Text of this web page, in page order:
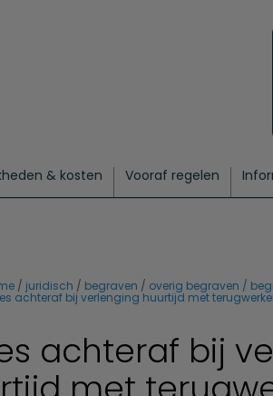
& kosten Vooraf regelen
juridisch begraven overig begraven /
achteraf bij verlenging huurtijd met
achteraf bij